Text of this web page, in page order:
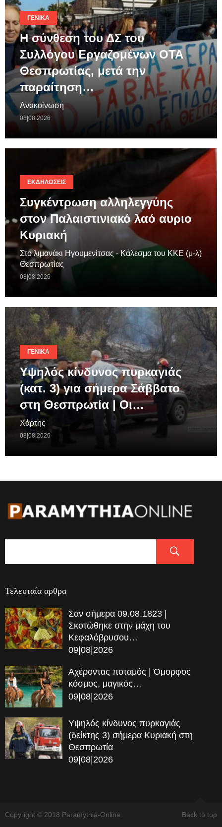
ΓΕΝΙΚΆ
Η σύνθεση του ΔΣ του
Συλλόγου Εργαζομένων ΟΤΑ
Θεσπρωτίας, μετά την
παραίτηση…
Ανακοίνωση
08|08|2026
ΕΚΔΗΛΏΣΕΙΣ
Συγκέντρωση αλληλεγγύης
στον Παλαιστινιακό λαό αυριο
Κυριακή
Στο λιμανάκι Ηγουμενίτσας - Κάλεσμα του ΚΚΕ (μ-λ)
Θεσπρωτίας
08|08|2026
ΓΕΝΙΚΆ
Υψηλός κίνδυνος πυρκαγιάς
(κατ. 3) για σήμερα Σάββατο
στη Θεσπρωτία | Οι…
Χάρτης
08|08|2026
Τελευταία αρθρα
Σαν σήμερα 09.08.1823 |
Σκοτώθηκε στην μάχη του
Κεφαλόβρυσου…
09|08|2026
Αχέροντας ποταμός | Όμορφος
κόσμος, μαγικός…
09|08|2026
Υψηλός κίνδυνος πυρκαγιάς
(δείκτης 3) σήμερα Κυριακή στη
Θεσπρωτία
09|08|2026
Back to top
Copyright © 2018 Paramythia-Online